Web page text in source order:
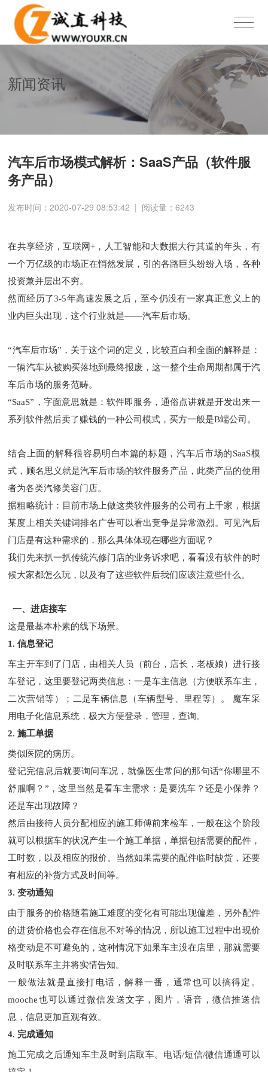
新闻资讯
汽车后市场模式解析：SaaS产品（软件服
务产品）
发布时间：2020-07-29 08:53:42 | 阅读量：6243
在共享经济，互联网+，人工智能和大数据大行其道的年头，有
一个万亿级的市场正在悄然发展，引的各路巨头纷纷入场，各种
投资兼并层出不穷。
然而经历了3-5年高速发展之后，至今仍没有一家真正意义上的
业内巨头出现，这个行业就是——汽车后市场。
“汽车后市场”，关于这个词的定义，比较直白和全面的解释是：
一辆汽车从被购买落地到最终报废，这一整个生命周期都属于汽
车后市场的服务范畴。
“SaaS”，字面意思就是：软件即服务，通俗点讲就是开发出来一
系列软件然后卖了赚钱的一种公司模式，买方一般是B端公司。
结合上面的解释很容易明白本篇的标题，汽车后市场的SaaS模
式，顾名思义就是汽车后市场的软件服务产品，此类产品的使用
者为各类汽修美容门店。
据粗略统计：目前市场上做这类软件服务的公司有上千家，根据
某度上相关关键词排名广告可以看出竞争是异常激烈。可见汽后
门店是有这种需求的，那么具体体现在哪些方面呢？
我们先来扒一扒传统汽修门店的业务诉求吧，看看没有软件的时
候大家都怎么玩，以及有了这些软件后我们应该注意些什么。
一、进店接车
这是最基本朴素的线下场景。
1. 信息登记
车主开车到了门店，由相关人员（前台，店长，老板娘）进行接
车登记，这里要登记两类信息：一是车主信息（方便联系车主，
二次营销等）；二是车辆信息（车辆型号、里程等）。 魔车采
用电子化信息系统，极大方便登录，管理，查询。
2. 施工单据
类似医院的病历。
登记完信息后就要询问车况，就像医生常问的那句话“你哪里不
舒服啊？”，这里当然是看车主需求：是要洗车？还是小保养？
还是车出现故障？
然后由接待人员分配相应的施工师傅前来检车，一般在这个阶段
就可以根据车的状况产生一个施工单据，单据包括需要的配件，
工时数，以及相应的报价。当然如果需要的配件临时缺货，还要
有相应的补货方式及时间等。
3. 变动通知
由于服务的价格随着施工难度的变化有可能出现偏差，另外配件
的进货价格也会存在信息不对等的情况，所以施工过程中出现价
格变动是不可避免的，这种情况下如果车主没在店里，那就需要
及时联系车主并将实情告知。
一般做法就是直接打电话，解释一番，通常也可以搞得定。
mooche也可以通过微信发送文字，图片，语音，微信推送信
息，信息更加直观有效。
4. 完成通知
施工完成之后通知车主及时到店取车。电话/短信/微信通通可以